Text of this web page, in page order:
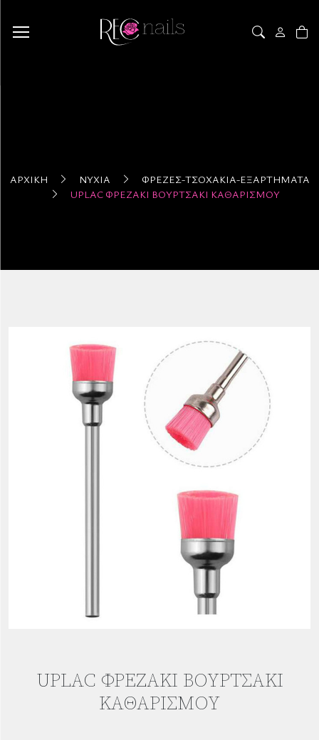
ΑΡΧΙΚΉ ΝΎΧΙΑ
ΦΡΈΖΕΣ-ΤΣΟΧΆΚΙΑ-ΕΞΑΡΤΉΜΑΤΑ
UPLAC ΦΡΕΖΆΚΙ ΒΟΥΡΤΣΆΚΙ ΚΑΘΑΡΙΣΜΟΎ
UPLAC ΦΡΕΖΆΚΙ ΒΟΥΡΤΣΆΚΙ
ΚΑΘΑΡΙΣΜΟΎ